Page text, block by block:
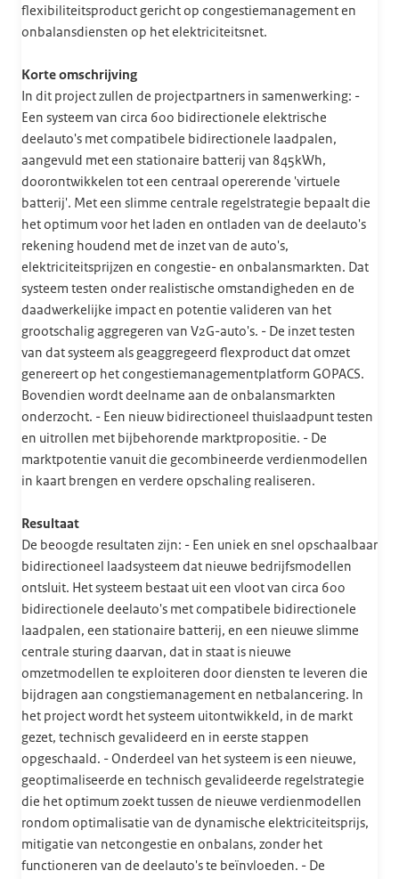
flexibiliteitsproduct gericht op congestiemanagement en
onbalansdiensten op het elektriciteitsnet.
Korte omschrijving
In dit project zullen de projectpartners in samenwerking: -
Een systeem van circa 600 bidirectionele elektrische
deelauto's met compatibele bidirectionele laadpalen,
aangevuld met een stationaire batterij van 845kWh,
doorontwikkelen tot een centraal opererende 'virtuele
batterij'. Met een slimme centrale regelstrategie bepaalt die
het optimum voor het laden en ontladen van de deelauto's
rekening houdend met de inzet van de auto's,
elektriciteitsprijzen en congestie- en onbalansmarkten. Dat
systeem testen onder realistische omstandigheden en de
daadwerkelijke impact en potentie valideren van het
grootschalig aggregeren van V2G-auto's. - De inzet testen
van dat systeem als geaggregeerd flexproduct dat omzet
genereert op het congestiemanagementplatform GOPACS.
Bovendien wordt deelname aan de onbalansmarkten
onderzocht. - Een nieuw bidirectioneel thuislaadpunt testen
en uitrollen met bijbehorende marktpropositie. - De
marktpotentie vanuit die gecombineerde verdienmodellen
in kaart brengen en verdere opschaling realiseren.
Resultaat
De beoogde resultaten zijn: - Een uniek en snel opschaalbaar
bidirectioneel laadsysteem dat nieuwe bedrijfsmodellen
ontsluit. Het systeem bestaat uit een vloot van circa 600
bidirectionele deelauto's met compatibele bidirectionele
laadpalen, een stationaire batterij, en een nieuwe slimme
centrale sturing daarvan, dat in staat is nieuwe
omzetmodellen te exploiteren door diensten te leveren die
bijdragen aan congstiemanagement en netbalancering. In
het project wordt het systeem uitontwikkeld, in de markt
gezet, technisch gevalideerd en in eerste stappen
opgeschaald. - Onderdeel van het systeem is een nieuwe,
geoptimaliseerde en technisch gevalideerde regelstrategie
die het optimum zoekt tussen de nieuwe verdienmodellen
rondom optimalisatie van de dynamische elektriciteitsprijs,
mitigatie van netcongestie en onbalans, zonder het
functioneren van de deelauto's te beïnvloeden. - De